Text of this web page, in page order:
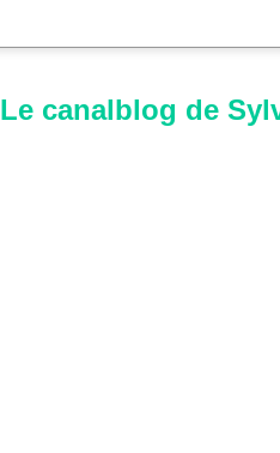
Le canalblog de